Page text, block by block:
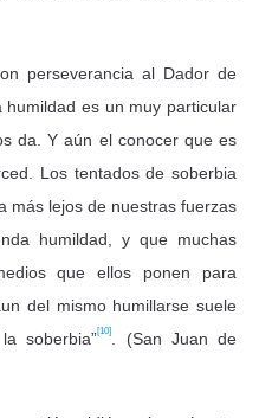
perseverancia al Dador de
es un muy particular
da. Y aún el conocer que es
Los tentados de soberbia
más lejos de nuestras fuerzas
humildad, y que muchas
que ellos ponen para
del mismo humillarse suele
soberbia”[10]
. (San Juan de